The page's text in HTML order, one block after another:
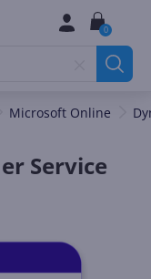
0
Microsoft Online
Service